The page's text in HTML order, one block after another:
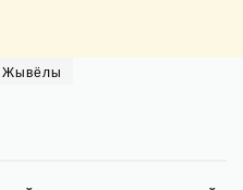
Жывёлы